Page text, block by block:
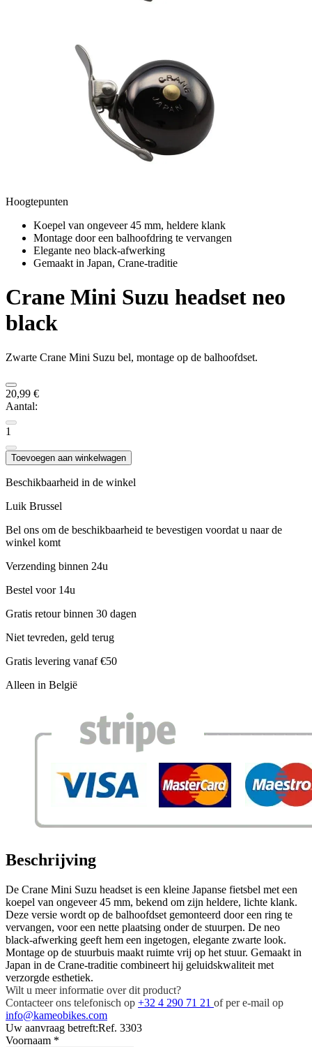
Hoogtepunten
Koepel van ongeveer 45 mm, heldere klank
Montage door een balhoofdring te vervangen
Elegante neo black-afwerking
Gemaakt in Japan, Crane-traditie
Crane Mini Suzu headset neo
black
Zwarte Crane Mini Suzu bel, montage op de balhoofdset.
20,99 €
Aantal:
1
Toevoegen aan winkelwagen
Beschikbaarheid in de winkel
Luik Brussel
Bel ons om de beschikbaarheid te bevestigen voordat u naar de
winkel komt
Verzending binnen 24u
Bestel voor 14u
Gratis retour binnen 30 dagen
Niet tevreden, geld terug
Gratis levering vanaf €50
Alleen in België
Beschrijving
De Crane Mini Suzu headset is een kleine Japanse fietsbel met een
koepel van ongeveer 45 mm, bekend om zijn heldere, lichte klank.
Deze versie wordt op de balhoofdset gemonteerd door een ring te
vervangen, voor een nette plaatsing onder de stuurpen. De neo
black-afwerking geeft hem een ingetogen, elegante zwarte look.
Montage op de stuurbuis maakt ruimte vrij op het stuur. Gemaakt in
Japan in de Crane-traditie combineert hij geluidskwaliteit met
verzorgde esthetiek.
Wilt u meer informatie over dit product?
Contacteer ons telefonisch op +32 4 290 71 21 of per e-mail op
info@kameobikes.com
Uw aanvraag betreft:Ref. 3303
Voornaam *